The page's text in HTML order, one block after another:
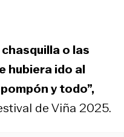
o las
hubiera ido al
y todo”,
de Viña 2025.